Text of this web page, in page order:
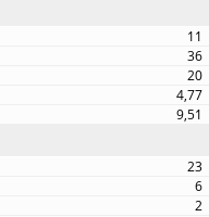
11
36
20
4,77
9,51
23
6
2